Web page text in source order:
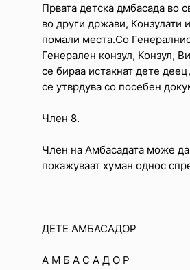
Првата детска дмбасада во
во други држави, Конзулати
помали места.Со
Генерален конзул, Конзул,
се бираа истакнат дете
се утврдува со посебен
Член 8.
Член на Амбасадата може
покажуваат хуман однос
ДЕТЕ
А М Б А С А Д О Р